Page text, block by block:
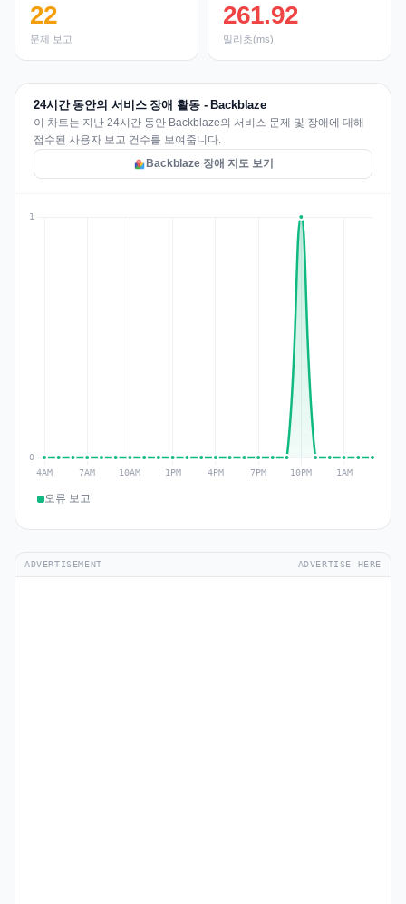
22
문제 보고
261.92
밀리초(ms)
24시간 동안의 서비스 장애 활동 - Backblaze
이 차트는 지난 24시간 동안 Backblaze의 서비스 문제 및 장애에 대해
접수된 사용자 보고 건수를 보여줍니다.
Backblaze 장애 지도 보기
오류 보고
ADVERTISEMENT ADVERTISE HERE